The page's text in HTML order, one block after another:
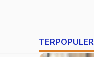
TERPOPULER